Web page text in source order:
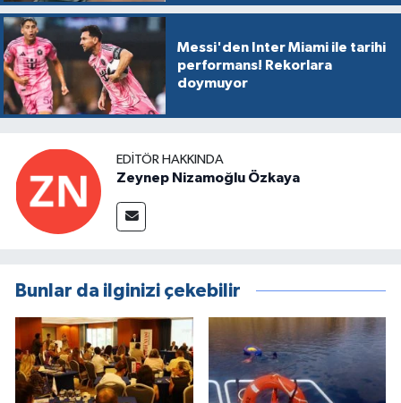
Messi'den Inter Miami ile tarihi
performans! Rekorlara
doymuyor
EDITÖR HAKKINDA
Zeynep Nizamoğlu Özkaya
Bunlar da ilginizi çekebilir